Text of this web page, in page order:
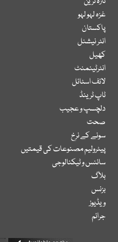
غزہ لہو لہو
پاکستان
انٹر نیشنل
کھیل
انٹرٹینمنٹ
لائف اسٹائل
ٹاپ ٹرینڈ
دلچسپ و عجیب
صحت
سونے کے نرخ
پیٹرولیم مصنوعات کی قیمتیں
سائنس و ٹیکنالوجی
بلاگ
بزنس
ویڈیوز
جرائم